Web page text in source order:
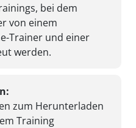
bei dem
von einem
Trainer und einer
werden.
zum Herunterladen
Training